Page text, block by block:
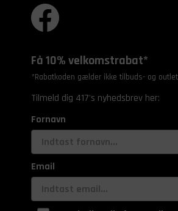
Få 10% velkomstrabat*
*Rabatkoden gælder ikke tilbuds- og
Tilmeld dig 417's nyhedsbrev her:
Fornavn
Email